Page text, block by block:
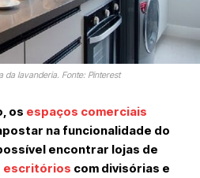
da lavanderia. Fonte: Pinterest
os espaços comerciais
na funcionalidade do
encontrar lojas de
escritórios com divisórias e